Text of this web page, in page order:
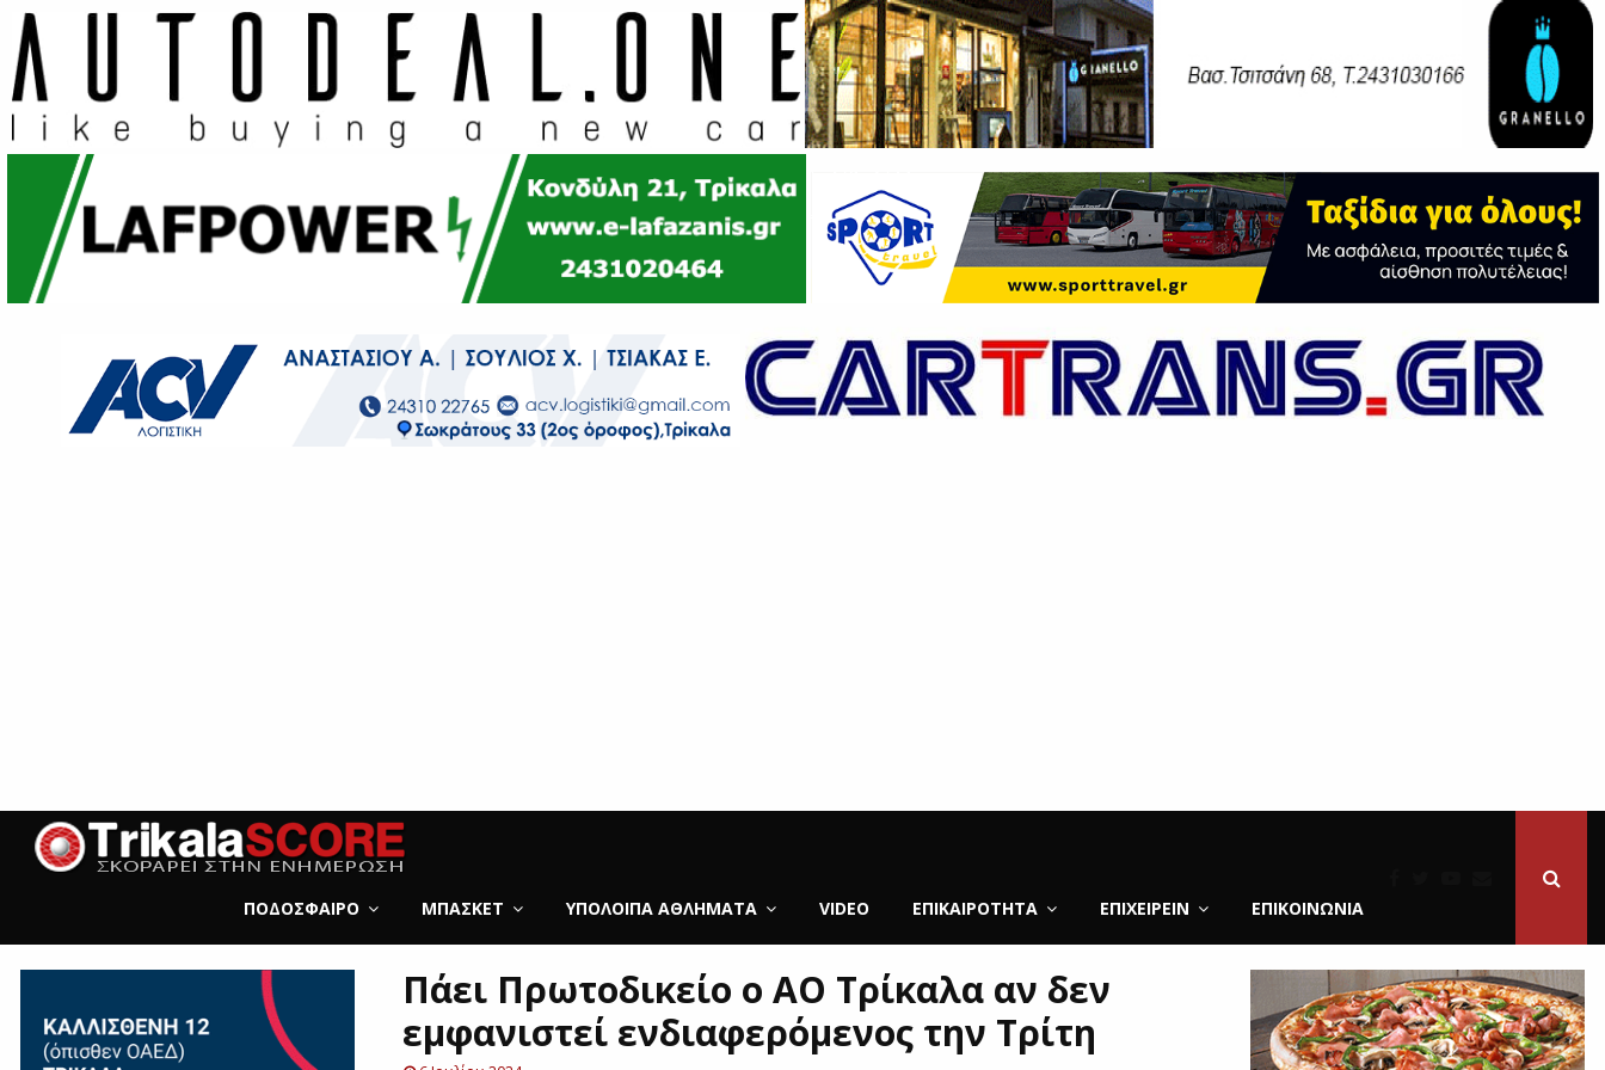
ΠΟΔΌΣΦΑΙΡΟ ΜΠΆΣΚΕΤ ΥΠΌΛΟΙΠΑ ΑΘΛΉΜΑΤΑ VIDEO ΕΠΙΚΑΙΡΌΤΗΤΑ ΕΠΙΧΕΙΡΕΙΝ ΕΠΙΚΟΙΝΩΝΊΑ
Πάει Πρωτοδικείο ο ΑΟ Τρίκαλα αν δεν
εμφανιστεί ενδιαφερόμενος την Τρίτη